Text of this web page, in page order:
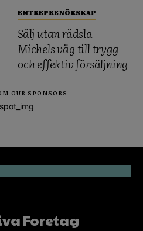
ENTREPRENÖRSKAP
Sälj utan rädsla –
Michels väg till trygg
och effektiv försäljning
OUR SPONSORS -
Foretag